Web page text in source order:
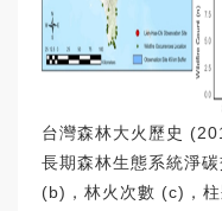
台灣森林大火歷史
長期森林生態系統淨
(b)，林火次數 (c)，